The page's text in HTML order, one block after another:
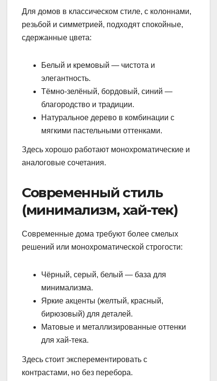
Для домов в классическом стиле, с колоннами,
резьбой и симметрией, подходят спокойные,
сдержанные цвета:
Белый и кремовый — чистота и
элегантность.
Тёмно-зелёный, бордовый, синий —
благородство и традиции.
Натуральное дерево в комбинации с
мягкими пастельными оттенками.
Здесь хорошо работают монохроматические и
аналоговые сочетания.
Современный стиль
(минимализм, хай-тек)
Современные дома требуют более смелых
решений или монохроматической строгости:
Чёрный, серый, белый — база для
минимализма.
Яркие акценты (желтый, красный,
бирюзовый) для деталей.
Матовые и металлизированные оттенки
для хай-тека.
Здесь стоит эксперементировать с
контрастами, но без перебора.